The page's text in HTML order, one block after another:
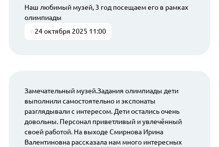
Наш любимый музей, 3 год посещаем его в рамках
олимпиады
24 октября 2025 11:00
Замечательный музей.Задания олимпиады дети
выполнили самостоятельно и экспонаты
разглядывали с интересом. Дети остались очень
довольны. Персонал приветливый и увлечённый
своей работой. На выходе Смирнова Ирина
Валентиновна рассказала нам много интересных